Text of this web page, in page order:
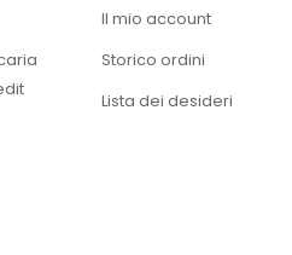
Il mio account
Storico ordini
Lista dei desideri